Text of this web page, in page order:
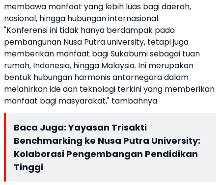
membawa manfaat yang lebih luas bagi daerah,
nasional, hingga hubungan internasional.
"Konferensi ini tidak hanya berdampak pada
pembangunan Nusa Putra university, tetapi juga
memberikan manfaat bagi Sukabumi sebagai tuan
rumah, Indonesia, hingga Malaysia. Ini merupakan
bentuk hubungan harmonis antarnegara dalam
melahirkan ide dan teknologi terkini yang memberikan
manfaat bagi masyarakat," tambahnya.
Baca Juga:Yayasan Trisakti
Benchmarking ke Nusa Putra University:
Kolaborasi Pengembangan Pendidikan
Tinggi